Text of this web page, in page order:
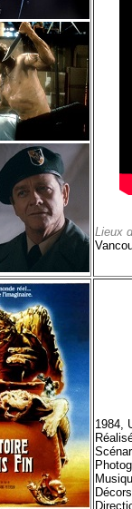
Lieux
1984,